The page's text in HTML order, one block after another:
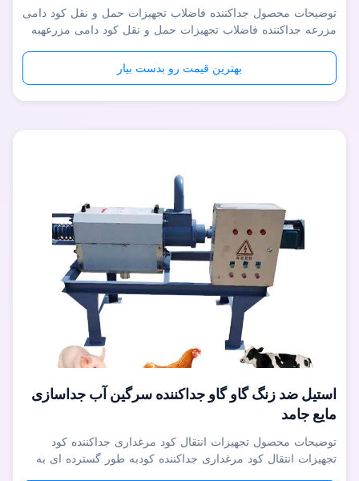
توضیحات محصول جداکننده فاضلاب تجهیزات حمل و نقل کود دامی
مزرعه جداکننده فاضلاب تجهیزات حمل و نقل کود دامی مزرعهبه
سرباره، جداسازی مایع جامد و آبگیری فاضلاب آلی با غلظت بالا
مانند شراب، بقایای دارو، فاضلاب کشتارگاه و کود حیوانی در پروژه
بهترین قیمت رو بدست بیار
استیل ضد زنگ گاو گاو جداکننده سرگین آب جداسازی
مایع جامد
توضیحات محصول تجهیزات انتقال کود مرغداری جداکننده کود
تجهیزات انتقال کود مرغداری جداکننده کودبه طور گسترده ای به